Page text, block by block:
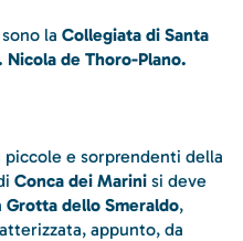
la Collegiata di Santa
Nicola de Thoro-Plano.
e sorprendenti della
Conca dei Marini si deve
Grotta dello Smeraldo,
appunto, da